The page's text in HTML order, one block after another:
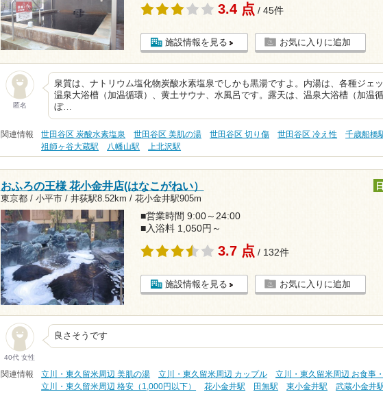
3.4 点 / 45件
施設情報を見る お気に入りに追加
匿名
泉質は、ナトリウム塩化物炭酸水素塩泉でしかも黒湯ですよ。内湯は、各種ジェッ
温泉大浴槽（加温循環）、黄土サウナ、水風呂です。露天は、温泉大浴槽（加温
ぼ…
関連情報 世田谷区 炭酸水素塩泉 世田谷区 美肌の湯 世田谷区 切り傷 世田谷区 冷え性
千歳船橋
祖師ヶ谷大蔵駅
八幡山駅 上北沢駅
おふろの王様 花小金井店(はなこがねい）
東京都 / 小平市 / 井荻駅8.52km / 花小金井駅905m
■営業時間 9:00～24:00
■入浴料 1,050円～
3.7 点 / 132件
施設情報を見る お気に入りに追加
40代 女性
良さそうです
関連情報 立川・東久留米周辺 美肌の湯 立川・東久留米周辺 カップル
立川・東久留米周辺 お食事
立川・東久留米周辺 格安（1,000円以下）
花小金井駅 田無駅 東小金井駅 武蔵小金井